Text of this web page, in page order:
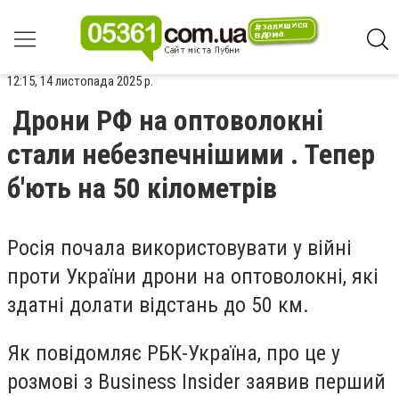
12:15, 14 листопада 2025 р.
Дрони РФ на оптоволокні
стали небезпечнішими . Тепер
б'ють на 50 кілометрів
Росія почала використовувати у війні
проти України дрони на оптоволокні, які
здатні долати відстань до 50 км.
Як повідомляє РБК-Україна, про це у
розмові з Business Insider заявив перший